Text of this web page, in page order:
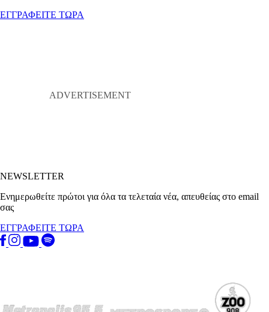
ΕΓΓΡΑΦΕΙΤΕ ΤΩΡΑ
NEWSLETTER
Ενημερωθείτε πρώτοι για όλα τα τελεταία νέα, απευθείας στο email
σας
ΕΓΓΡΑΦΕΙΤΕ ΤΩΡΑ